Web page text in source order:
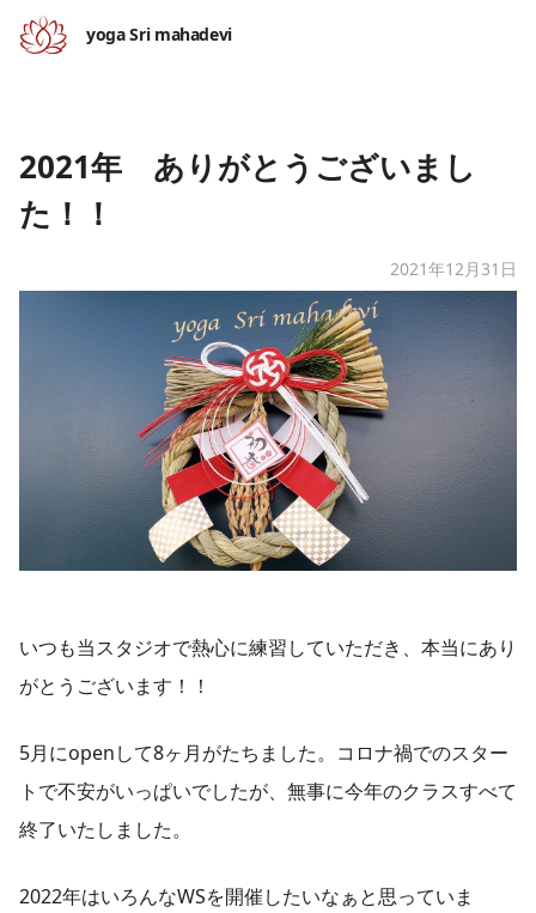
yoga Sri mahadevi
2021年 ありがとうございまし
た！！
2021年12月31日
いつも当スタジオで熱心に練習していただき、本当にあり
がとうございます！！
5月にopenして8ヶ月がたちました。コロナ禍でのスター
トで不安がいっぱいでしたが、無事に今年のクラスすべて
終了いたしました。
2022年はいろんなWSを開催したいなぁと思っていま